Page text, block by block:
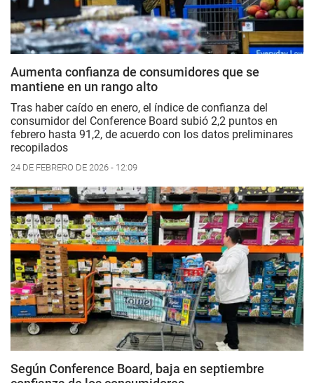
Aumenta confianza de consumidores que se
mantiene en un rango alto
Tras haber caído en enero, el índice de confianza del
consumidor del Conference Board subió 2,2 puntos en
febrero hasta 91,2, de acuerdo con los datos preliminares
recopilados
24 DE FEBRERO DE 2026 - 12:09
Según Conference Board, baja en septiembre